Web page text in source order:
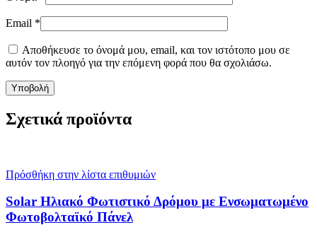
Email *
Αποθήκευσε το όνομά μου, email, και τον ιστότοπο μου σε
αυτόν τον πλοηγό για την επόμενη φορά που θα σχολιάσω.
Σχετικά προϊόντα
Πρόσθήκη στην λίστα επιθυμιών
Solar Ηλιακό Φωτιστικό Δρόμου με Ενσωματωμένο
Φωτοβολταϊκό Πάνελ